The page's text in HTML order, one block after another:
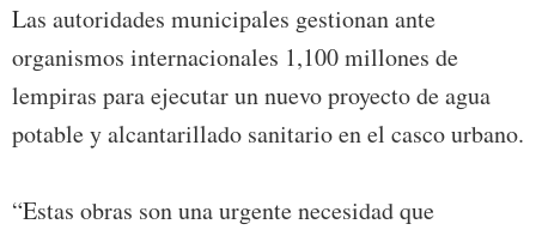
Las autoridades municipales gestionan ante
organismos internacionales 1,100 millones de
lempiras para ejecutar un nuevo proyecto de agua
potable y alcantarillado sanitario en el casco urbano.
“Estas obras son una urgente necesidad que